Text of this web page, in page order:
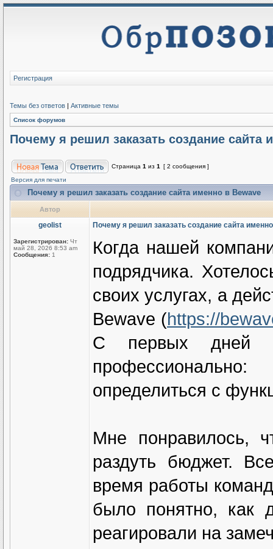
Регистрация
Темы без ответов | Активные темы
Список форумов
Почему я решил заказать создание сайта
Страница 1 из 1
[ 2 сообщения ]
Версия для печати
Почему я решил заказать создание сайта именно в Bewave
Автор
geolist
Зарегистрирован: Чт
май 28, 2026 8:53 am
Сообщения: 1
Почему я решил заказать создание сайта
Когда нашей
подрядчика.
своих услугах, а
Bewave (https://
С первых дней
определиться с
Мне понравилось,
раздуть бюджет.
время работы
было понятно, как
реагировали на